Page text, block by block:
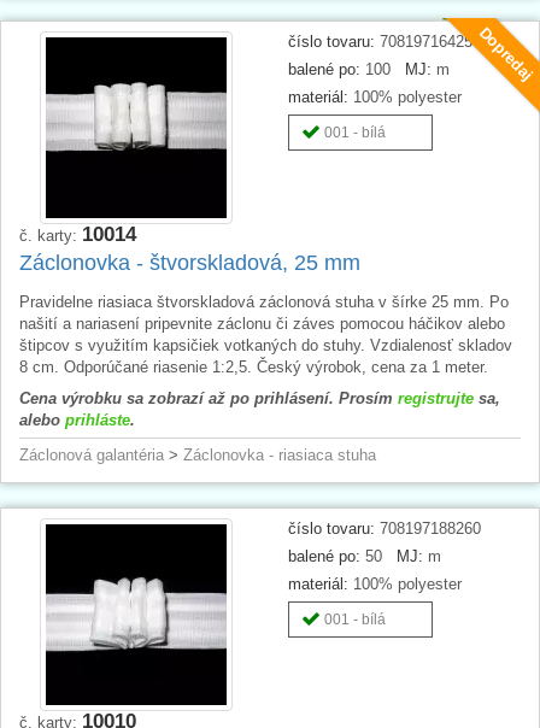
Dopredaj
číslo tovaru: 708197164250
balené po: 100 MJ: m
materiál: 100% polyester
001 - bílá
č. karty: 10014
Záclonovka - štvorskladová, 25 mm
Pravidelne riasiaca štvorskladová záclonová stuha v šírke 25 mm. Po
našití a nariasení pripevnite záclonu či záves pomocou háčikov alebo
štipcov s využitím kapsičiek votkaných do stuhy. Vzdialenosť skladov
8 cm. Odporúčané riasenie 1:2,5. Český výrobok, cena za 1 meter.
Cena výrobku sa zobrazí až po prihlásení. Prosím registrujte sa,
alebo prihláste.
Záclonová galantéria > Záclonovka - riasiaca stuha
číslo tovaru: 708197188260
balené po: 50 MJ: m
materiál: 100% polyester
001 - bílá
č. karty: 10010